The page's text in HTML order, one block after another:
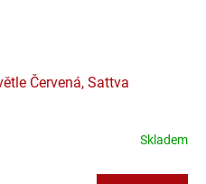
Červená, Sattva
Skladem